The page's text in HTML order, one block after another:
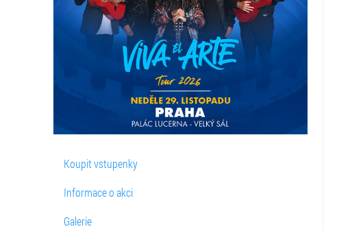
Koupit vstupenky
Informace o akci
Galerie